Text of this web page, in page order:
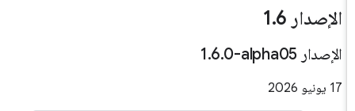
الإصدار 1 .6
الإصدار ‎1 .6.0-alpha05
‫17 يونيو 2026